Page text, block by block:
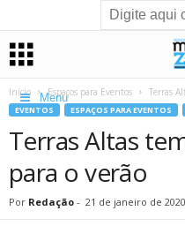
Menu
Início Espaços para Eventos Terras
EVENTOS ESPAÇOS PARA EVENTOS
Terras Altas
para o verão
Por Redação - 21 de janeiro de 2020